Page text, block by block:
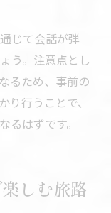
じて会話が弾
う。注意点とし
るため、事前の
行うことで、
るはずです。
しむ旅路